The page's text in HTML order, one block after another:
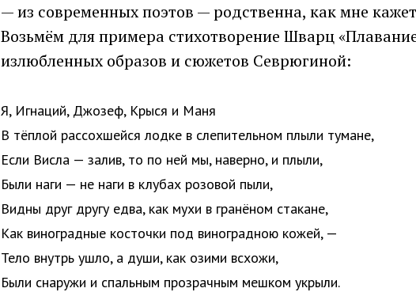
— из современных поэтов — родственна, как мне
Возьмём для примера стихотворение Шварц
излюбленных образов и сюжетов Севрюгиной:
Я, Игнаций, Джозеф, Крыся и Маня
В тёплой рассохшейся лодке в слепительном плыли тумане,
Если Висла — залив, то по ней мы, наверно, и плыли,
Были наги — не наги в клубах розовой пыли,
Видны друг другу едва, как мухи в гранёном стакане,
Как виноградные косточки под виноградною кожей, —
Тело внутрь ушло, а души, как озими всхожи,
Были снаружи и спальным прозрачным мешком укрыли.